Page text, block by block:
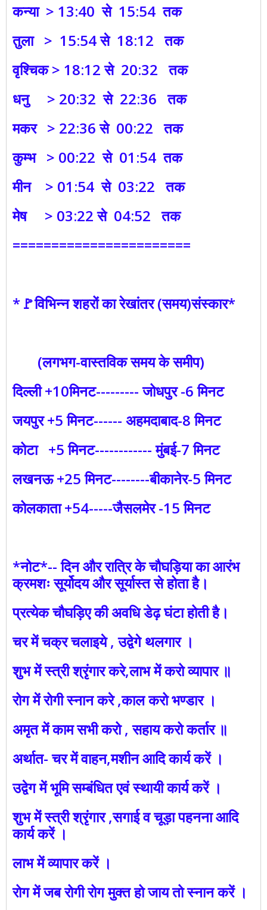
कन्या > 13:40 से 15:54 तक
तुला > 15:54 से 18:12 तक
वृश्चिक > 18:12 से 20:32 तक
धनु > 20:32 से 22:36 तक
मकर > 22:36 से 00:22 तक
कुम्भ > 00:22 से 01:54 तक
मीन > 01:54 से 03:22 तक
मेष > 03:22 से 04:52 तक
=======================
*🚩विभिन्न शहरों का रेखांतर (समय)संस्कार*
(लगभग-वास्तविक समय के समीप)
दिल्ली +10मिनट--------- जोधपुर -6 मिनट
जयपुर +5 मिनट------ अहमदाबाद-8 मिनट
कोटा +5 मिनट------------ मुंबई-7 मिनट
लखनऊ +25 मिनट--------बीकानेर-5 मिनट
कोलकाता +54-----जैसलमेर -15 मिनट
*नोट*-- दिन और रात्रि के चौघड़िया का आरंभ
क्रमशः सूर्योदय और सूर्यास्त से होता है।
प्रत्येक चौघड़िए की अवधि डेढ़ घंटा होती है।
चर में चक्र चलाइये , उद्वेगे थलगार ।
शुभ में स्त्री श्रृंगार करे,लाभ में करो व्यापार ॥
रोग में रोगी स्नान करे ,काल करो भण्डार ।
अमृत में काम सभी करो , सहाय करो कर्तार ॥
अर्थात- चर में वाहन,मशीन आदि कार्य करें ।
उद्वेग में भूमि सम्बंधित एवं स्थायी कार्य करें ।
शुभ में स्त्री श्रृंगार ,सगाई व चूड़ा पहनना आदि
कार्य करें ।
लाभ में व्यापार करें ।
रोग में जब रोगी रोग मुक्त हो जाय तो स्नान करें ।